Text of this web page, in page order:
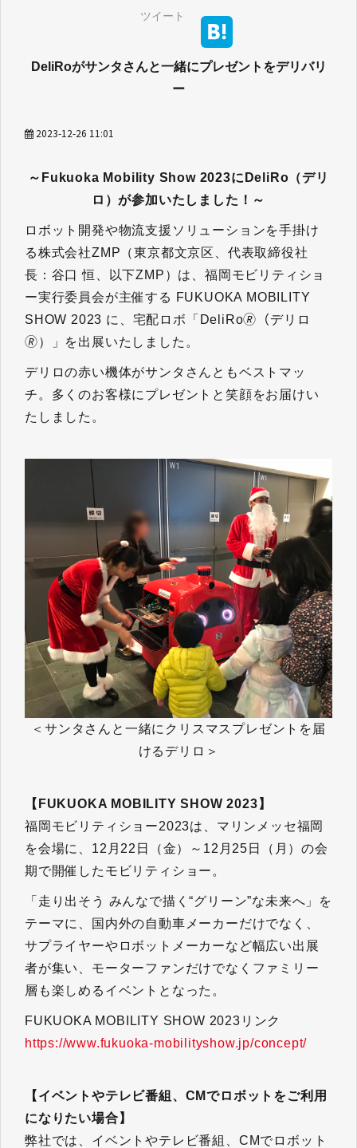
ツイート
DeliRoがサンタさんと一緒にプレゼントをデリバリ
ー
2023-12-26 11:01
～Fukuoka Mobility Show 2023にDeliRo（デリ
ロ）が参加いたしました！～
ロボット開発や物流支援ソリューションを手掛け
る株式会社ZMP（東京都文京区、代表取締役社
長：谷口 恒、以下ZMP）は、福岡モビリティショ
ー実行委員会が主催する FUKUOKA MOBILITY
SHOW 2023 に、宅配ロボ「DeliRo🄬（デリロ
🄬）」を出展いたしました。
デリロの赤い機体がサンタさんともベストマッ
チ。多くのお客様にプレゼントと笑顔をお届けい
たしました。
＜サンタさんと一緒にクリスマスプレゼントを届
けるデリロ＞
【FUKUOKA MOBILITY SHOW 2023】
福岡モビリティショー2023は、マリンメッセ福岡
を会場に、12月22日（金）～12月25日（月）の会
期で開催したモビリティショー。
「走り出そう みんなで描く“グリーン”な未来へ」を
テーマに、国内外の自動車メーカーだけでなく、
サプライヤーやロボットメーカーなど幅広い出展
者が集い、モーターファンだけでなくファミリー
層も楽しめるイベントとなった。
FUKUOKA MOBILITY SHOW 2023リンク
https://www.fukuoka-mobilityshow.jp/concept/
【イベントやテレビ番組、CMでロボットをご利用
になりたい場合】
弊社では、イベントやテレビ番組、CMでロボット